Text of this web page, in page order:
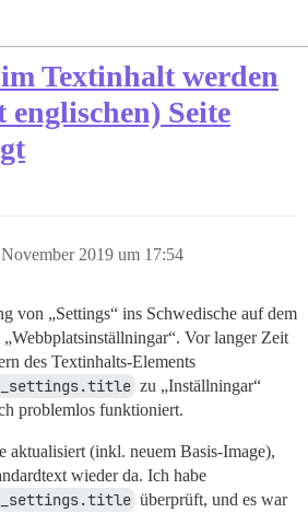
Textinhalt werden
Seite
2019 um 17:54
von „Settings“ ins Schwedische auf dem
Vor langer Zeit
des Textinhalts-Elements
zu „Inställningar“
problemlos funktioniert.
aktualisiert (inkl. neuem Basis-Image),
wieder da. Ich habe
überprüft, und es war